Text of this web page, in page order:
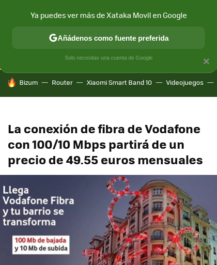
CONECTIVIDAD MÓVIL Y SOCIEDAD APLICACIONES
HOY SE HABLA DE
Bizum Router Xiaomi Smart Band 10 Videojuegos
La conexión de fibra de Vodafone
con 100/10 Mbps partirá de un
precio de 49.55 euros mensuales
×
Ya puedes ver más de Xataka Movil en Google
Añádenos como fuente preferida
Solo necesitas una cuenta de Google